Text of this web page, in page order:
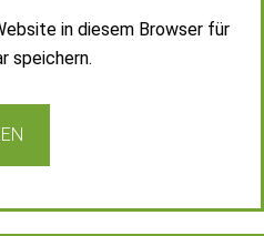
in diesem Browser für
speichern.